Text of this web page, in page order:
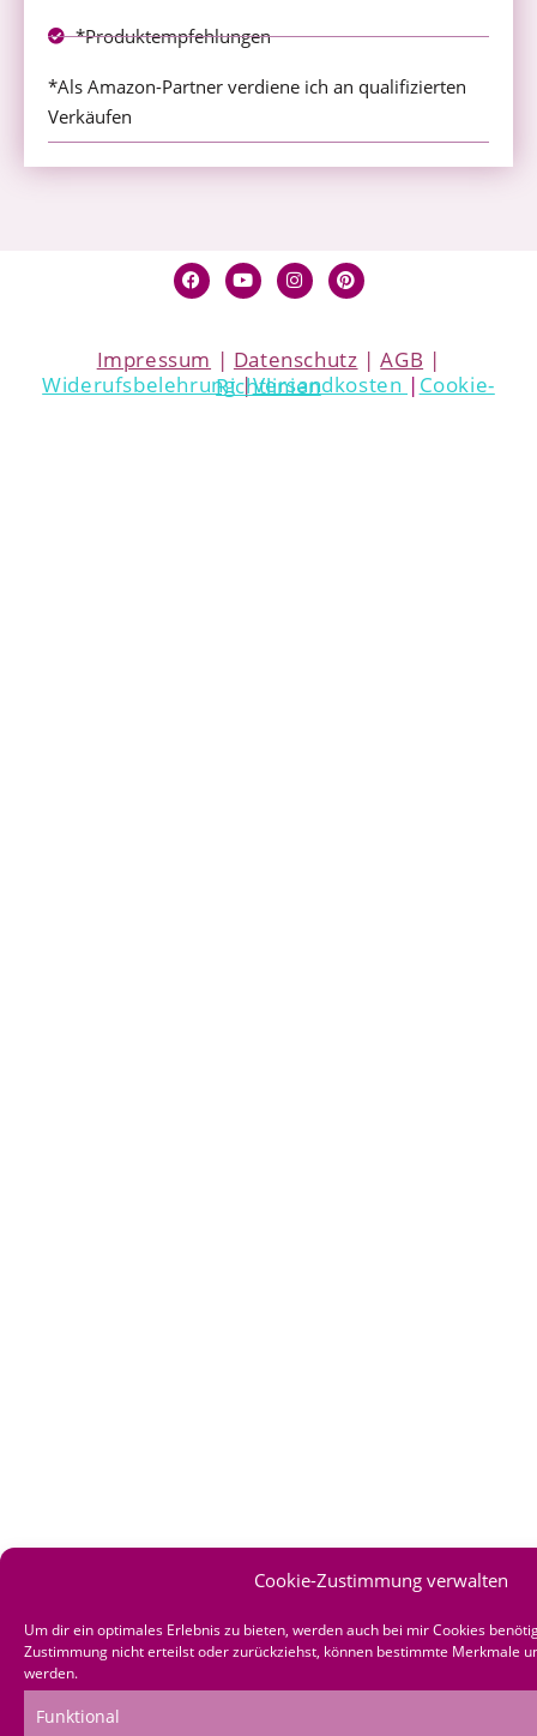
Cookie-Zustimmung verwalten
Um dir ein optimales Erlebnis zu bieten, werden auch bei mir Cookies
Zustimmung nicht erteilst oder zurückziehst, können bestimmte Merkmale
werden.
Funktional
*Produktempfehlungen
*Als Amazon-Partner verdiene ich an qualifizierten
Verkäufen
Impressum | Datenschutz |AGB |
Widerufsbelehrung|Versandkosten |
Cookie-Richtlinien